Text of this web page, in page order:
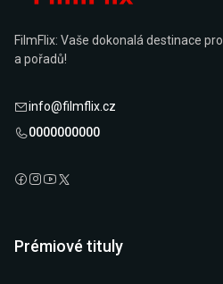
FilmFlix: Vaše dokonalá destinace
a pořadů!
info@filmflix.cz
0000000000
Prémiové tituly